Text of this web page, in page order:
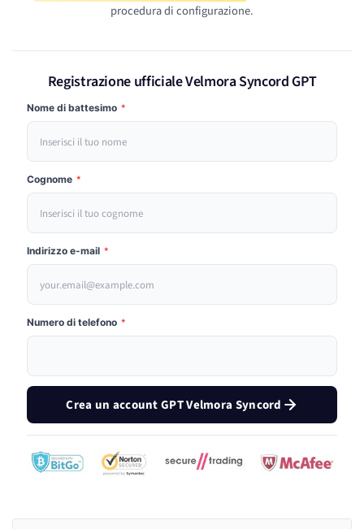
procedura di configurazione.
Registrazione ufficiale Velmora Syncord GPT
Nome di battesimo *
Cognome *
Indirizzo e-mail *
Numero di telefono *
Crea un account GPT Velmora Syncord